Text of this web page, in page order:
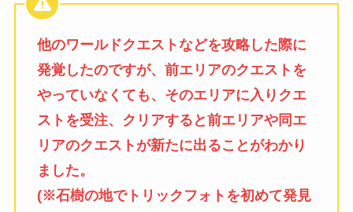
他のワールドクエストなどを攻略した際に
発覚したのですが、前エリアのクエストを
やっていなくても、そのエリアに入りクエ
ストを受注、クリアすると前エリアや同エ
リアのクエストが新たに出ることがわかり
ました。
(※石樹の地でトリックフォトを初めて発見